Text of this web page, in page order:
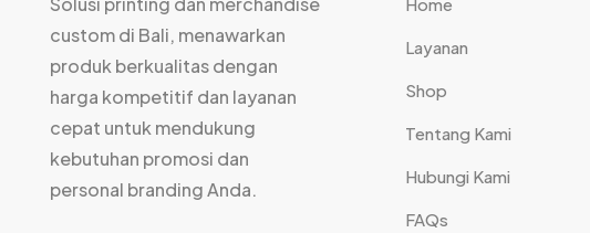
custom di Bali, menawarkan
produk berkualitas dengan
harga kompetitif dan layanan
cepat untuk mendukung
kebutuhan promosi dan
personal branding Anda.
Home
Layanan
Shop
Tentang Kami
Hubungi Kami
FAQs